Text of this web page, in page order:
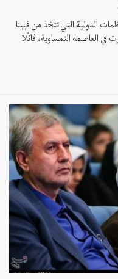
الدولية التي تتخذ من فيينا
العاصمة النمساوية، قائلًا